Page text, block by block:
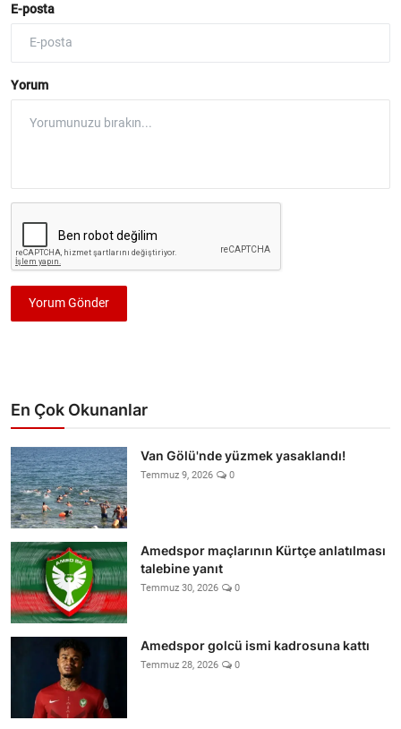
E-posta
Yorum
Yorum Gönder
En Çok Okunanlar
Van Gölü'nde yüzmek yasaklandı!
Temmuz 9, 2026 0
Amedspor maçlarının Kürtçe anlatılması
talebine yanıt
Temmuz 30, 2026 0
Amedspor golcü ismi kadrosuna kattı
Temmuz 28, 2026 0